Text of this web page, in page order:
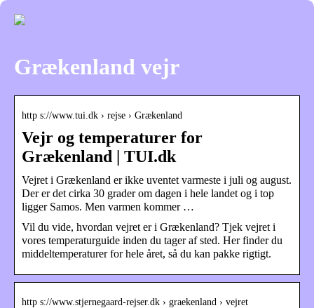
Grækenland vejr
http s://www.tui.dk › rejse › Grækenland
Vejr og temperaturer for
Grækenland | TUI.dk
Vejret i Grækenland er ikke uventet varmeste i juli og august.
Der er det cirka 30 grader om dagen i hele landet og i top
ligger Samos. Men varmen kommer …
Vil du vide, hvordan vejret er i Grækenland? Tjek vejret i
vores temperaturguide inden du tager af sted. Her finder du
middeltemperaturer for hele året, så du kan pakke rigtigt.
http s://www.stjernegaard-rejser.dk › graekenland › vejret